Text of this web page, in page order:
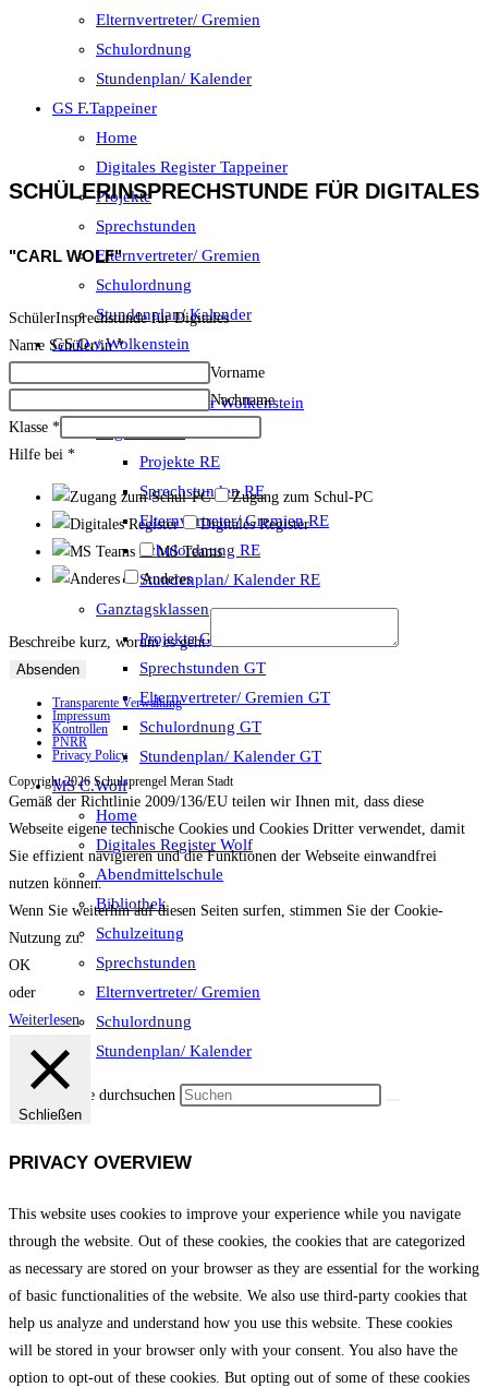
Elternvertreter/ Gremien
Schulordnung
Stundenplan/ Kalender
GS F.Tappeiner
Home
Digitales Register Tappeiner
Projekte
Sprechstunden
Elternvertreter/ Gremien
Schulordnung
Stundenplan/ Kalender
GS O.v.Wolkenstein
Digitales Register Wolkenstein
Projekte RE
Sprechstunden RE
Elternvertreter/ Gremien RE
Schulordnung RE
Stundenplan/ Kalender RE
Ganztagsklassen
Projekte GT
Sprechstunden GT
Elternvertreter/ Gremien GT
Schulordnung GT
Stundenplan/ Kalender GT
MS C.Wolf
Home
Digitales Register Wolf
Abendmittelschule
Bibliothek
Schulzeitung
Sprechstunden
Elternvertreter/ Gremien
Schulordnung
Stundenplan/ Kalender
Diese Website durchsuchen
SCHÜLERINSPRECHSTUNDE FÜR DIGITALES
"CARL WOLF"
SchülerInsprechstunde für Digitales
Name Schüler/in*
Vorname
Nachname
Klasse *
Hilfe bei *
Zugang zum Schul-PC
Digitales Register
MS Teams
Anderes
Beschreibe kurz, worum es geht:
Absenden
Transparente Verwaltung
Impressum
Kontrollen
PNRR
Privacy Policy
Copyright 2026 Schulsprengel Meran Stadt
Gemäß der Richtlinie 2009/136/EU teilen wir Ihnen mit, dass diese
Webseite eigene technische Cookies und Cookies Dritter verwendet, damit
Sie effizient navigieren und die Funktionen der Webseite einwandfrei
nutzen können.
Wenn Sie weiterhin auf diesen Seiten surfen, stimmen Sie der Cookie-
Nutzung zu.
OK
oder
Weiterlesen
Schließen
PRIVACY OVERVIEW
This website uses cookies to improve your experience while you navigate
through the website. Out of these cookies, the cookies that are categorized
as necessary are stored on your browser as they are essential for the working
of basic functionalities of the website. We also use third-party cookies that
help us analyze and understand how you use this website. These cookies
will be stored in your browser only with your consent. You also have the
option to opt-out of these cookies. But opting out of some of these cookies